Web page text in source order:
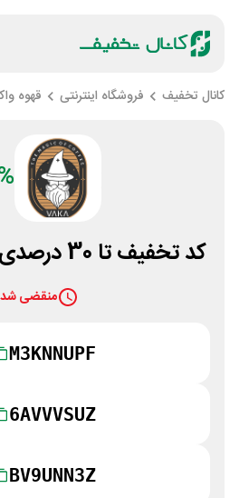
کانال تخفیف فروشگاه اینترنتی قهوه
کد تخفیف تا 30 درصدی قهوه فوری واکا
منقضی
M3KNNUPF
6AVVVSUZ
BV9UNN3Z